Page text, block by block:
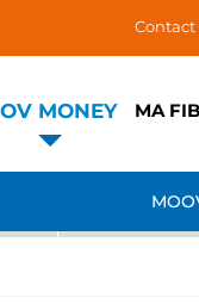
Contact
MONEY MA